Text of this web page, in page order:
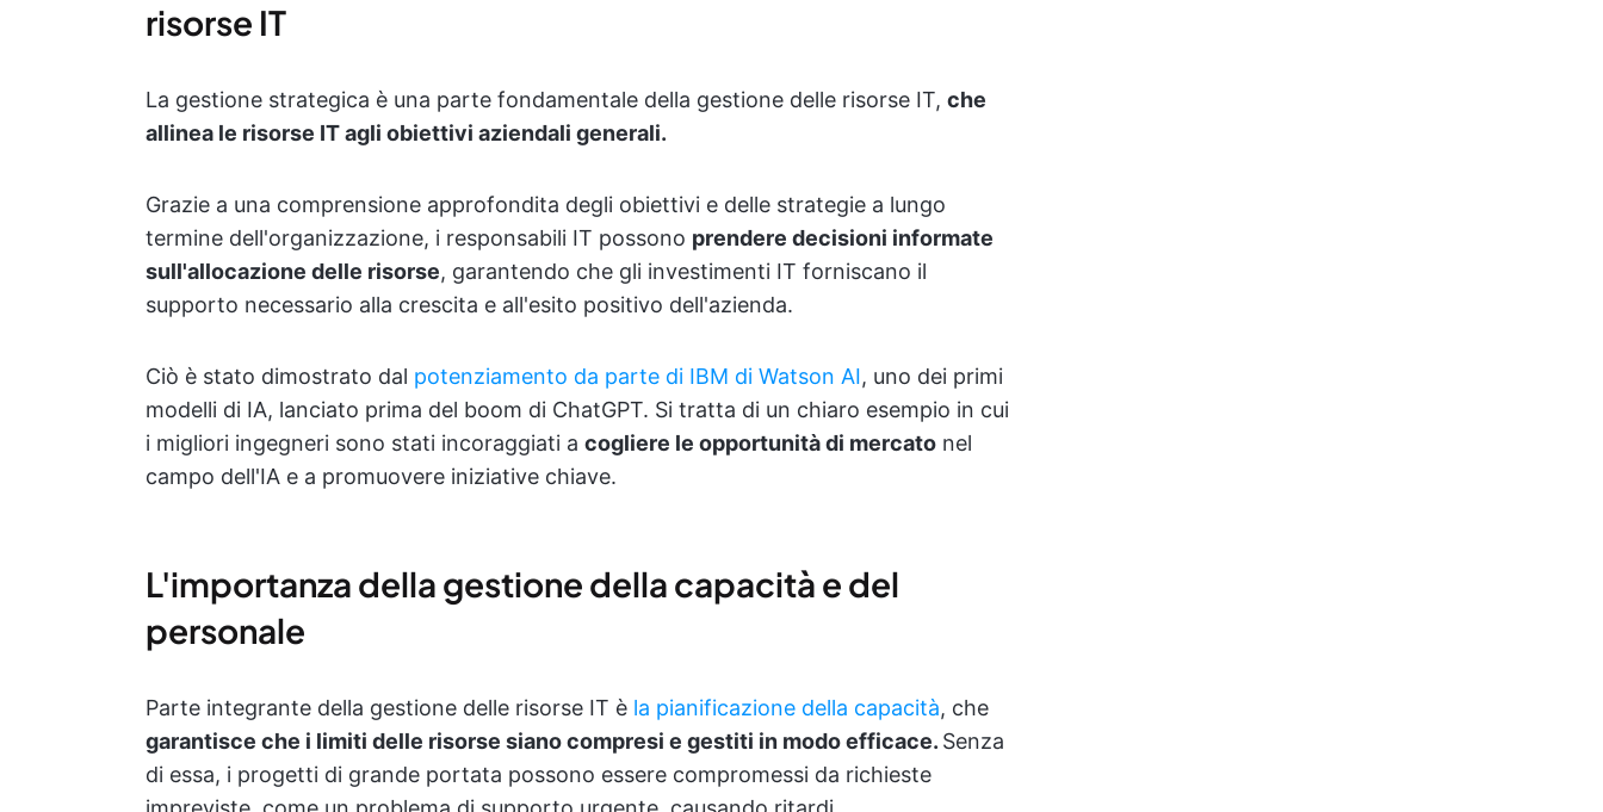
risorse IT
La gestione strategica è una parte fondamentale della gestione delle risorse IT, che
allinea le risorse IT agli obiettivi aziendali generali.
Grazie a una comprensione approfondita degli obiettivi e delle strategie a lungo
termine dell'organizzazione, i responsabili IT possono prendere decisioni informate
sull'allocazione delle risorse, garantendo che gli investimenti IT forniscano il
supporto necessario alla crescita e all'esito positivo dell'azienda.
Ciò è stato dimostrato dal potenziamento da parte di IBM di Watson AI, uno dei primi
modelli di IA, lanciato prima del boom di ChatGPT. Si tratta di un chiaro esempio in cui
i migliori ingegneri sono stati incoraggiati a cogliere le opportunità di mercato nel
campo dell'IA e a promuovere iniziative chiave.
L'importanza della gestione della capacità e del
personale
Parte integrante della gestione delle risorse IT è la pianificazione della capacità, che
garantisce che i limiti delle risorse siano compresi e gestiti in modo efficace. Senza
di essa, i progetti di grande portata possono essere compromessi da richieste